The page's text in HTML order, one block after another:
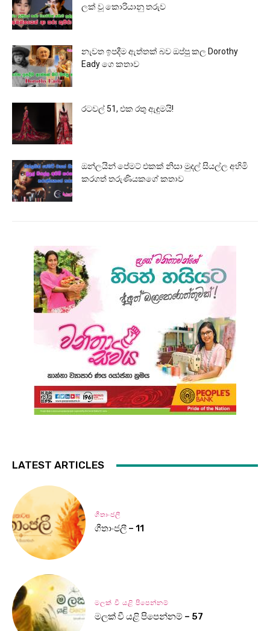
ලක් වූ කොරියානු තරුව
නැවත ඉපදීම ඇත්තක් බව ඔප්පු කල Dorothy
Eady ගෙ කතාව
රටවල් 51, එක රතු ඇඳුමයි!
ඔන්ලයින් පේමට් එකක් නිසා මුදල් සියල්ල අහිමි
කරගත් තරුණියකගේ කතාව
LATEST ARTICLES
ගීතාංජලී
ගීතාංජලී – 11
මලක් වී යළි පිපෙන්නම්
මලක් වී යළි පිපෙන්නම් – 57